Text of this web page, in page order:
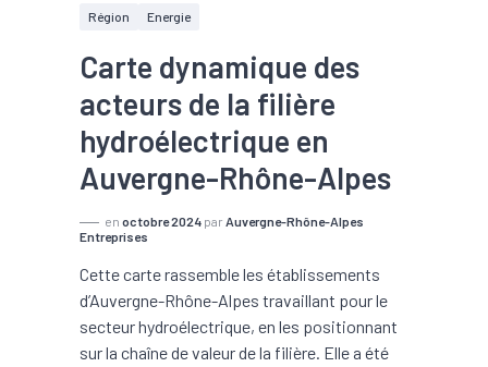
Région Energie
Carte dynamique des
acteurs de la filière
hydroélectrique en
Auvergne-Rhône-Alpes
en octobre 2024 par Auvergne-Rhône-Alpes
Entreprises
Cette carte rassemble les établissements
d’Auvergne-Rhône-Alpes travaillant pour le
secteur hydroélectrique, en les positionnant
sur la chaîne de valeur de la filière. Elle a été